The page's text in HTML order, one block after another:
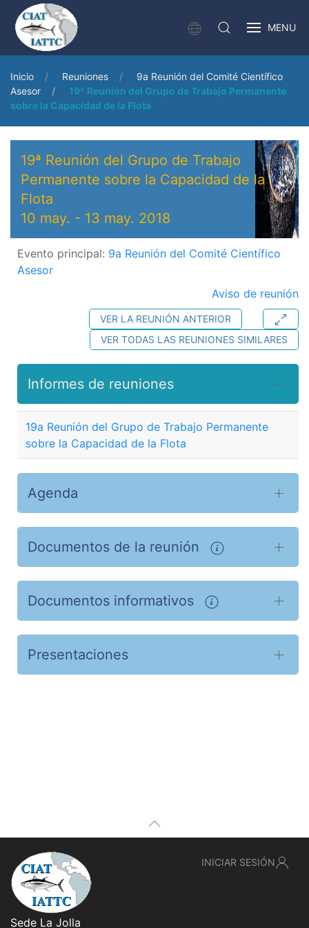
MENU
Inicio Reuniones
9a Reunión del Comité Científico
Asesor
19ª Reunión del Grupo de Trabajo Permanente
sobre la Capacidad de la Flota
19ª Reunión del Grupo de Trabajo
Permanente sobre la Capacidad de la
Flota
10 may. - 13 may. 2018
Evento principal: 9a Reunión del Comité Científico
Asesor
Aviso de reunión
VER LA REUNIÓN ANTERIOR
VER TODAS LAS REUNIONES SIMILARES
Informes de reuniones
19a Reunión del Grupo de Trabajo Permanente
sobre la Capacidad de la Flota
Agenda
Documentos de la reunión
Documentos informativos
Presentaciones
Sede La Jolla
INICIAR SESIÓN